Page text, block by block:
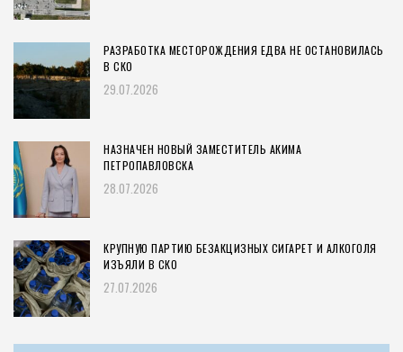
РАЗРАБОТКА МЕСТОРОЖДЕНИЯ ЕДВА НЕ ОСТАНОВИЛАСЬ
В СКО
29.07.2026
НАЗНАЧЕН НОВЫЙ ЗАМЕСТИТЕЛЬ АКИМА
ПЕТРОПАВЛОВСКА
28.07.2026
КРУПНУЮ ПАРТИЮ БЕЗАКЦИЗНЫХ СИГАРЕТ И АЛКОГОЛЯ
ИЗЪЯЛИ В СКО
27.07.2026